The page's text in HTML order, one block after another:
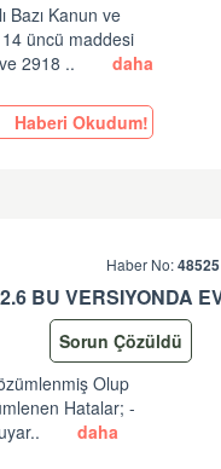
Bazı Kanun ve
üncü maddesi
2918 ..
daha
Haberi Okudum!
Haber No:48525
Sorun Çözüldü
Olup
Hatalar; -
daha